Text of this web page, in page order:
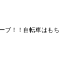
ブ！！自転車はもち